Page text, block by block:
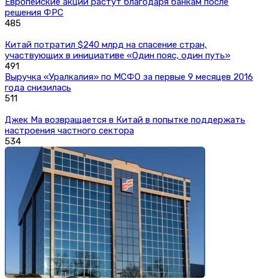
решения ФРС
485
Китай потратил $240 млрд на спасение стран,
участвующих в инициативе «Один пояс, один путь»
491
Выручка «Уралкалия» по МСФО за первые 9 месяцев 2016
года снизилась
511
Джек Ма возвращается в Китай в попытке поддержать
настроения частного сектора
534